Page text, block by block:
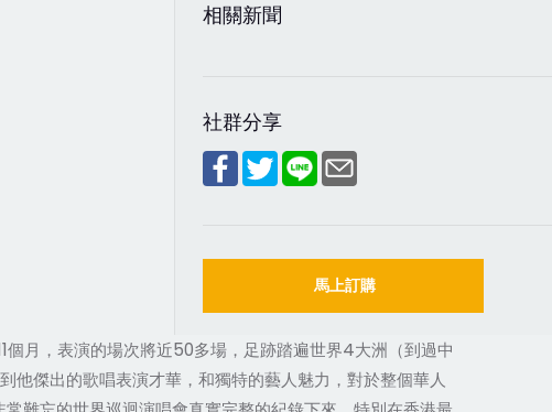
相關新聞
社群分享
馬上訂購
月，表演的場次將近50多場，足跡踏遍世界4大洲（到過中
他傑出的歌唱表演才華，和獨特的藝人魅力，對於整個華人